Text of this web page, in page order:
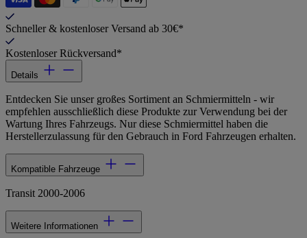
Schneller & kostenloser Versand ab 30€*
Kostenloser Rückversand*
Details
Entdecken Sie unser großes Sortiment an Schmiermitteln - wir
empfehlen ausschließlich diese Produkte zur Verwendung bei der
Wartung Ihres Fahrzeugs. Nur diese Schmiermittel haben die
Herstellerzulassung für den Gebrauch in Ford Fahrzeugen erhalten.
Kompatible Fahrzeuge
Transit 2000-2006
Weitere Informationen